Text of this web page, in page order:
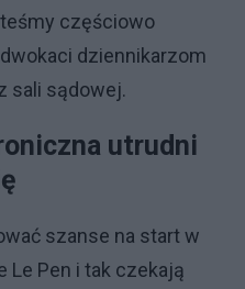
częściowo
dziennikarzom
sali sądowej.
utrudni
szanse na start w
Le Pen i tak czekają